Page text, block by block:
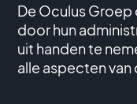
De Oculus
door hun
uit handen te
alle aspecten